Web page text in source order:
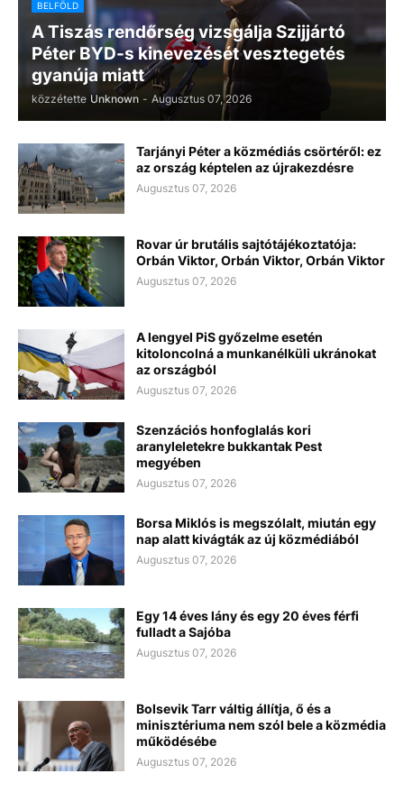
BELFÖLD
A Tiszás rendőrség vizsgálja Szijjártó
Péter BYD-s kinevezését vesztegetés
gyanúja miatt
közzétette Unknown - Augusztus 07, 2026
Tarjányi Péter a közmédiás csörtéről: ez
az ország képtelen az újrakezdésre
Augusztus 07, 2026
Rovar úr brutális sajtótájékoztatója:
Orbán Viktor, Orbán Viktor, Orbán Viktor
Augusztus 07, 2026
A lengyel PiS győzelme esetén
kitoloncolná a munkanélküli ukránokat
az országból
Augusztus 07, 2026
Szenzációs honfoglalás kori
aranyleletekre bukkantak Pest
megyében
Augusztus 07, 2026
Borsa Miklós is megszólalt, miután egy
nap alatt kivágták az új közmédiából
Augusztus 07, 2026
Egy 14 éves lány és egy 20 éves férfi
fulladt a Sajóba
Augusztus 07, 2026
Bolsevik Tarr váltig állítja, ő és a
minisztériuma nem szól bele a közmédia
működésébe
Augusztus 07, 2026